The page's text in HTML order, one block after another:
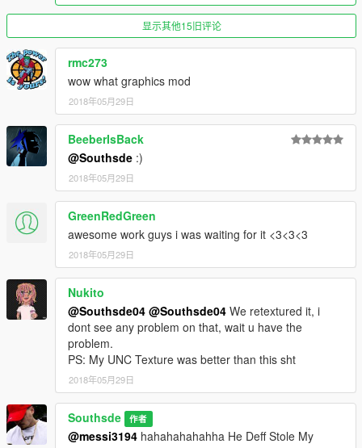
显示其他15旧评论
rmc273
wow what graphics mod
2018年05月29日
BeeberIsBack
@Southsde :)
2018年05月29日
GreenRedGreen
awesome work guys i was waiting for it <3<3<3
2018年05月29日
Nukito
@Southsde04 @Southsde04 We retextured it, i
dont see any problem on that, wait u have the
problem.
PS: My UNC Texture was better than this sht
2018年05月29日
Southsde 作者
@messi3194 hahahahahahha He Deff Stole My